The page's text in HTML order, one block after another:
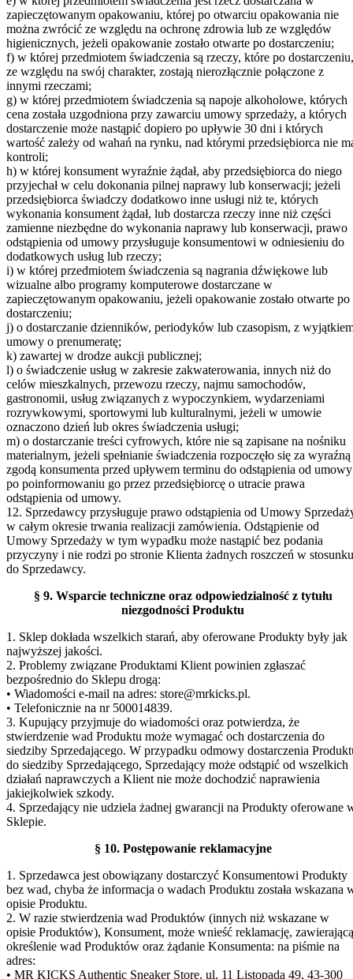
zapieczętowanym opakowaniu, której po otwarciu opakowania nie
można zwrócić ze względu na ochronę zdrowia lub ze względów
higienicznych, jeżeli opakowanie zostało otwarte po dostarczeniu;
f) w której przedmiotem świadczenia są rzeczy, które po dostarczeniu,
ze względu na swój charakter, zostają nierozłącznie połączone z
innymi rzeczami;
g) w której przedmiotem świadczenia są napoje alkoholowe, których
cena została uzgodniona przy zawarciu umowy sprzedaży, a których
dostarczenie może nastąpić dopiero po upływie 30 dni i których
wartość zależy od wahań na rynku, nad którymi przedsiębiorca nie
kontroli;
h) w której konsument wyraźnie żądał, aby przedsiębiorca do niego
przyjechał w celu dokonania pilnej naprawy lub konserwacji; jeżeli
przedsiębiorca świadczy dodatkowo inne usługi niż te, których
wykonania konsument żądał, lub dostarcza rzeczy inne niż części
zamienne niezbędne do wykonania naprawy lub konserwacji, prawo
odstąpienia od umowy przysługuje konsumentowi w odniesieniu do
dodatkowych usług lub rzeczy;
i) w której przedmiotem świadczenia są nagrania dźwiękowe lub
wizualne albo programy komputerowe dostarczane w
zapieczętowanym opakowaniu, jeżeli opakowanie zostało otwarte po
dostarczeniu;
j) o dostarczanie dzienników, periodyków lub czasopism, z
umowy o prenumeratę;
k) zawartej w drodze aukcji publicznej;
l) o świadczenie usług w zakresie zakwaterowania, innych niż do
celów mieszkalnych, przewozu rzeczy, najmu samochodów,
gastronomii, usług związanych z wypoczynkiem, wydarzeniami
rozrywkowymi, sportowymi lub kulturalnymi, jeżeli w umowie
oznaczono dzień lub okres świadczenia usługi;
m) o dostarczanie treści cyfrowych, które nie są zapisane na nośniku
materialnym, jeżeli spełnianie świadczenia rozpoczęło się za wyraźną
zgodą konsumenta przed upływem terminu do odstąpienia od
po poinformowaniu go przez przedsiębiorcę o utracie prawa
odstąpienia od umowy.
12. Sprzedawcy przysługuje prawo odstąpienia od Umowy
w całym okresie trwania realizacji zamówienia. Odstąpienie od
Umowy Sprzedaży w tym wypadku może nastąpić bez podania
przyczyny i nie rodzi po stronie Klienta żadnych roszczeń w stosunku
do Sprzedawcy.
§ 9. Wsparcie techniczne oraz odpowiedzialność z tytułu
niezgodności Produktu
1. Sklep dokłada wszelkich starań, aby oferowane Produkty były jak
najwyższej jakości.
2. Problemy związane Produktami Klient powinien zgłaszać
bezpośrednio do Sklepu drogą:
• Wiadomości e-mail na adres: store@mrkicks.pl.
• Telefonicznie na nr 500014839.
3. Kupujący przyjmuje do wiadomości oraz potwierdza, że
stwierdzenie wad Produktu może wymagać och dostarczenia do
siedziby Sprzedającego. W przypadku odmowy dostarczenia
do siedziby Sprzedającego, Sprzedający może odstąpić od wszelkich
działań naprawczych a Klient nie może dochodzić naprawienia
jakiejkolwiek szkody.
4. Sprzedający nie udziela żadnej gwarancji na Produkty oferowane
Sklepie.
§ 10. Postępowanie reklamacyjne
1. Sprzedawca jest obowiązany dostarczyć Konsumentowi Produkty
bez wad, chyba że informacja o wadach Produktu została wskazana
opisie Produktu.
2. W razie stwierdzenia wad Produktów (innych niż wskazane w
opisie Produktów), Konsument, może wnieść reklamację, zawierającą
określenie wad Produktów oraz żądanie Konsumenta: na piśmie na
adres:
• MR KICKS Authentic Sneaker Store, ul. 11 Listopada 49, 43-300